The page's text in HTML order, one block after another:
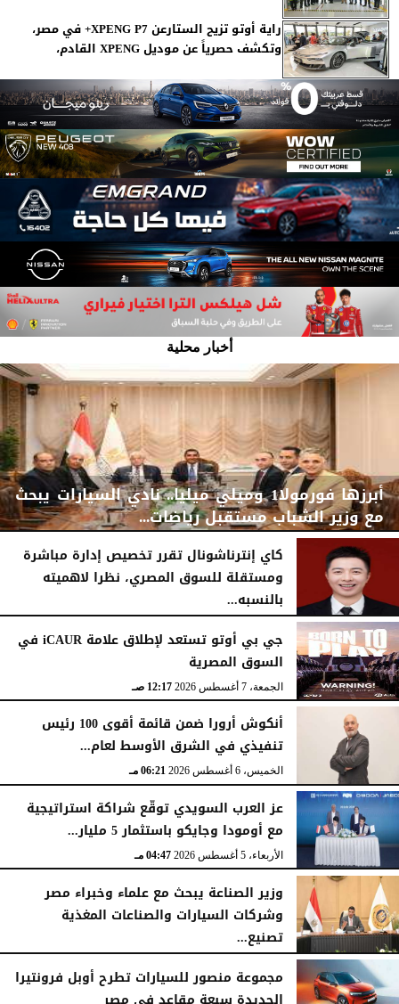
راية أوتو تزيح الستارعن XPENG P7+ في مصر،
وتكشف حصرياً عن موديل XPENG القادم،
أخبار محلية
أبرزها فورمولا1 وميلي ميليا.. نادي السيارات يبحث
مع وزير الشباب مستقبل ‏‏‏رياضات...
اليومالأحد، 9 أغسطس 2026 03:11 مـ
كاي إنترناشونال تقرر تخصيص إدارة مباشرة
ومستقلة للسوق المصري، نظرا لاهميته
بالنسبه...
السبت، 8 أغسطس 2026
جي بي أوتو تستعد لإطلاق علامة iCAUR في
السوق المصرية
الجمعة، 7 أغسطس 2026 12:17 صـ
أنكوش أرورا ضمن قائمة أقوى 100 رئيس
تنفيذي في الشرق الأوسط لعام...
الخميس، 6 أغسطس 2026 06:21 مـ
عز العرب السويدي توقّع شراكة استراتيجية
مع أومودا وجايكو باستثمار 5 مليار...
الأربعاء، 5 أغسطس 2026 04:47 مـ
وزير الصناعة يبحث مع علماء وخبراء مصر
وشركات السيارات والصناعات المغذية
تصنيع...
الأربعاء، 5 أغسطس 2026
مجموعة منصور للسيارات تطرح أوبل فرونتيرا